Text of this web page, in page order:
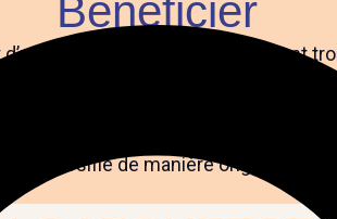
Beneficier
exposition médiatique durant
diversifié de manière originale et